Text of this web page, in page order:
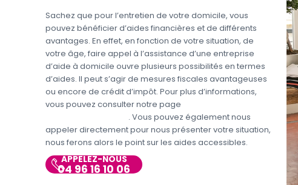
Sachez que pour l’entretien de votre domicile, vous
pouvez bénéficier d’aides financières et de différents
avantages. En effet, en fonction de votre situation, de
votre âge, faire appel à l’assistance d’une entreprise
d’aide à domicile ouvre plusieurs possibilités en termes
d’aides. Il peut s’agir de mesures fiscales avantageuses
ou encore de crédit d’impôt. Pour plus d’informations,
vous pouvez consulter notre page
. Vous pouvez également nous
appeler directement pour nous présenter votre situation,
nous ferons alors le point sur les aides accessibles.
APPELEZ-NOUS
04 96 16 10 06